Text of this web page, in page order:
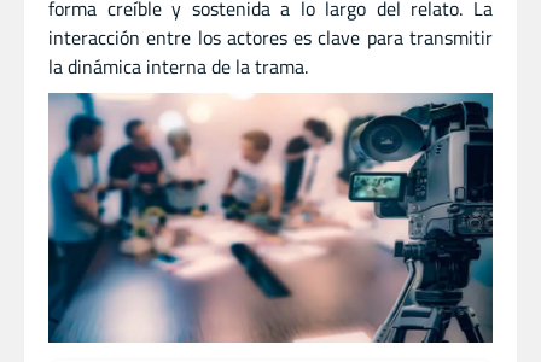
forma creíble y sostenida a lo largo del relato. La
interacción entre los actores es clave para transmitir
la dinámica interna de la trama.